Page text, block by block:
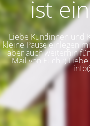
ist
Liebe Kundinnen und
kleine Pause einlegen
aber auch weiterhin für
Mail von Euch :) Liebe